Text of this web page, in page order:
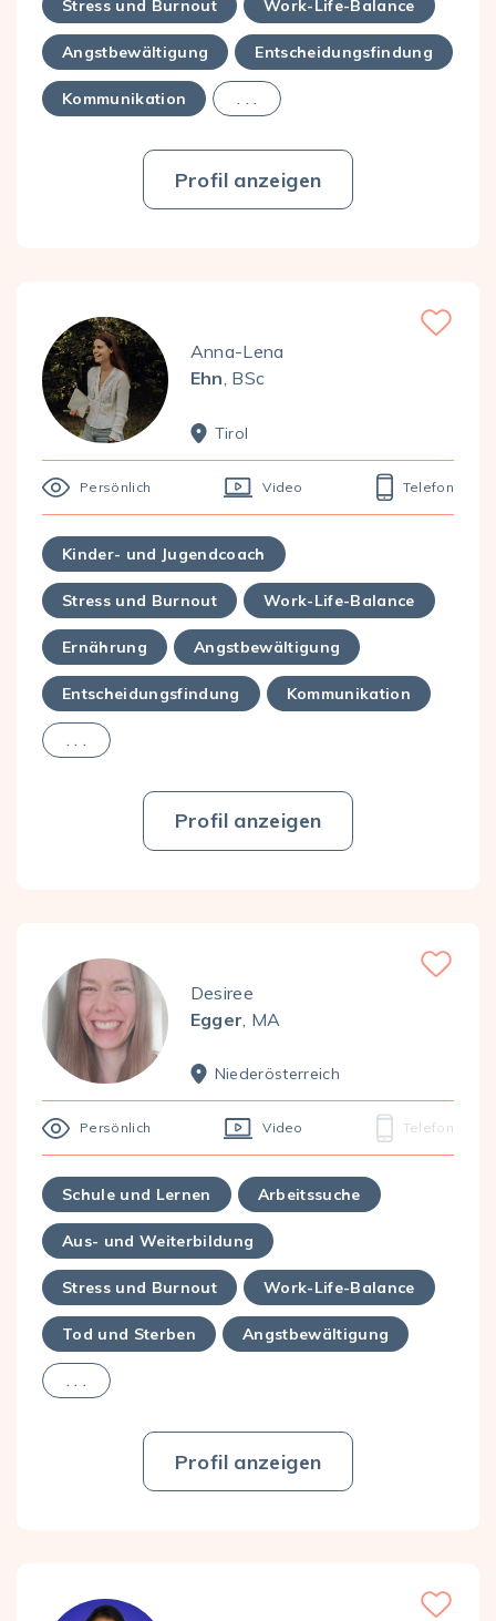
Stress und Burnout Work-Life-Balance
Angstbewältigung Entscheidungsfindung
Kommunikation . . .
Profil anzeigen
Favorite
Anna-Lena
Ehn , BSc
Tirol
Persönlich Video Telefon
Kinder- und Jugendcoach
Stress und Burnout Work-Life-Balance
Ernährung Angstbewältigung
Entscheidungsfindung Kommunikation
. . .
Profil anzeigen
Favorite
Desiree
Egger , MA
Nieder­österreich
Persönlich Video Telefon
Schule und Lernen Arbeitssuche
Aus- und Weiterbildung
Stress und Burnout Work-Life-Balance
Tod und Sterben Angstbewältigung
. . .
Profil anzeigen
Favorite